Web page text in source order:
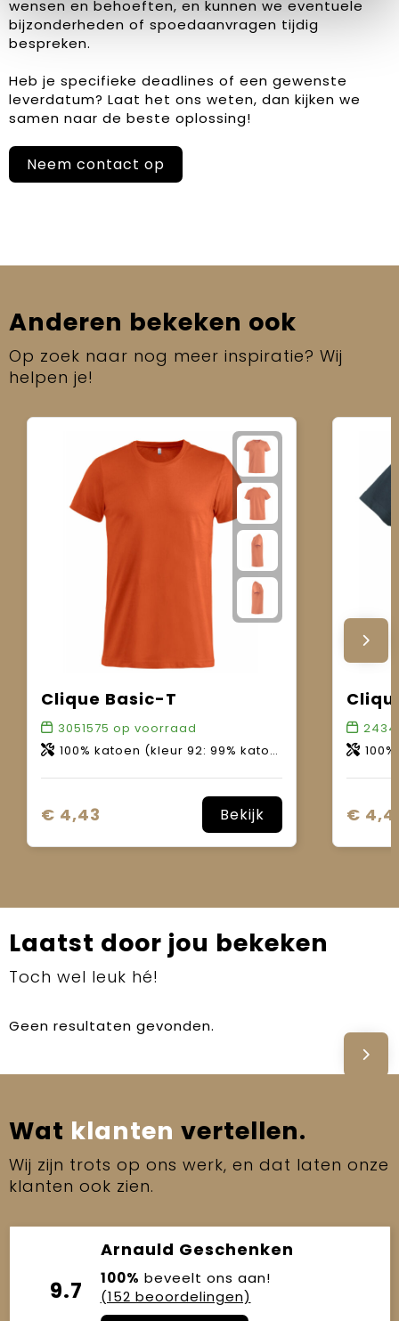
wensen en behoeften, en kunnen we eventuele
bijzonderheden of spoedaanvragen tijdig
bespreken.
Heb je specifieke deadlines of een gewenste
leverdatum? Laat het ons weten, dan kijken we
samen naar de beste oplossing!
Neem contact op
Anderen bekeken ook
Op zoek naar nog meer inspiratie? Wij
helpen je!
Clique Basic-T
3051575 op voorraad
100% katoen (kleur 92: 99% katoen, 1% viscose / kleur 95: 85% katoen, 15% viscose / kleur 955: 60% katoen, 40% polyester).
€ 4,43 Bekijk
100%
€
Laatst door jou bekeken
Toch wel leuk hé!
Geen resultaten gevonden.
Wat klanten vertellen.
Wij zijn trots op ons werk, en dat laten onze
klanten ook zien.
9.7
Arnauld Geschenken
100% beveelt ons aan!
(152 beoordelingen)